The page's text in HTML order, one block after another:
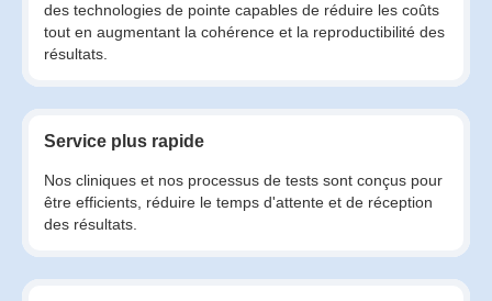
des technologies de pointe capables de réduire les coûts
tout en augmentant la cohérence et la reproductibilité des
résultats.
Service plus rapide
Nos cliniques et nos processus de tests sont conçus pour
être efficients, réduire le temps d'attente et de réception
des résultats.